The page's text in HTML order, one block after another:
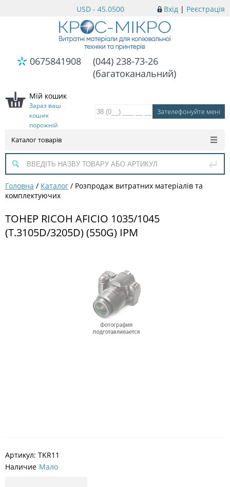
Вхід | Реєстрація
USD - 45.0500
0675841908
(044) 238-73-26
(багатоканальний)
Мій кошик
Зараз ваш
кошик
порожній
Каталог товарів
Головна / Каталог / Розпродаж витратних матеріалів та
комплектуючих
ТОНЕР RICOH AFICIO 1035/1045
(T.3105D/3205D) (550G) IPM
Артикул: TKR11
Наличие Мало